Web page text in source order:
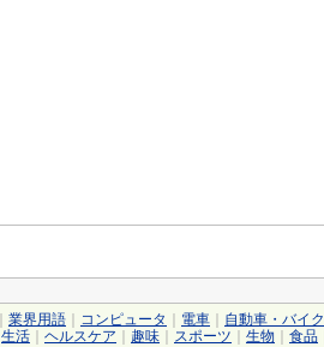
業界用語 コンピュータ 電車 自動車・バイク
生活 ヘルスケア 趣味 スポーツ 生物 食品